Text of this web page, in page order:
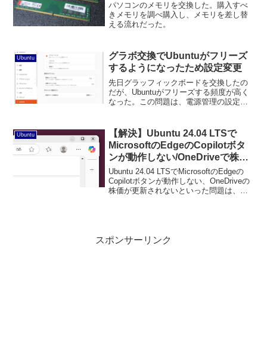
パソコンのメモリを交換した。購入すべ
きメモリを調べ購入し、メモリを差し替
える流れだった。
Ubuntu
グラボ交換でUbuntuがフリーズ
するようになったため設定変更
先日グラッフィックボードを交換したの
だが、Ubuntuがフリーズする頻度が高く
なった。この問題は、電源管理の設定変
Ubuntu
【解決】Ubuntu 24.04 LTSで
MicrosoftのEdgeのCopilotボタ
ンが動作しない/OneDriveで株価
が取得できない
Ubuntu 24.04 LTSでMicrosoftのEdgeの
Copilotボタンが動作しない、OneDriveの
株価が更新されないといった問題は、端
スポンサーリンク